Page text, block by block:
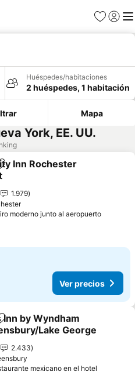
Favoritos
Iniciar
Huéspedes/habitaciones
2 huéspedes, 1 habitación
Mapa
York, EE. UU.
a favoritos
Inn Rochester
1.979
moderno junto al aeropuertoVer
Ver precios
a favoritos
Inn by Wyndham
Lake George
2.433
mexicano en el hotel